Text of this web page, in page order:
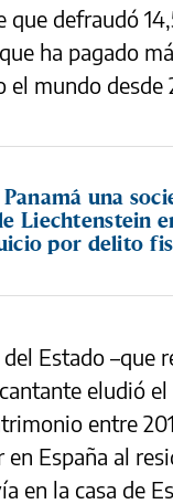
que defraudó
ha pagado
mundo desde
una
Liechtenstein
por delito
Estado –que
eludió
entre
España al
en la casa de